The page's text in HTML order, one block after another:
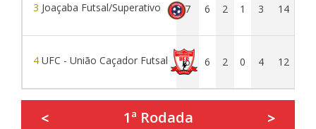
3 Joaçaba Futsal/Superativo 7 6 2 1 3 14
4 UFC - União Caçador Futsal 6 6 2 0 4 12
< 1ª Rodada >